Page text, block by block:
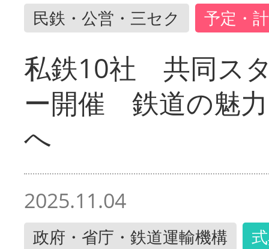
民鉄・公営・三セク 予定・
私鉄10社 共同ス
ー開催 鉄道の魅
へ
2025.11.04
政府・省庁・鉄道運輸機構